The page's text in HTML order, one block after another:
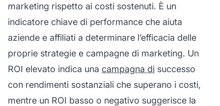
marketing rispetto ai costi sostenuti. È un
indicatore chiave di performance che aiuta
aziende e affiliati a determinare l’efficacia delle
proprie strategie e campagne di marketing. Un
ROI elevato indica una campagna di successo
con rendimenti sostanziali che superano i costi,
mentre un ROI basso o negativo suggerisce la